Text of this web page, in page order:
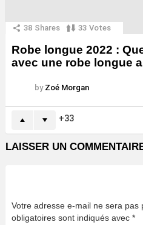
38 Shares 33 Votes
Robe longue 2022 :
avec une robe longue
by Zoé Morgan
33
LAISSER UN
Votre adresse e-mail ne sera pas
obligatoires sont indiqués avec *